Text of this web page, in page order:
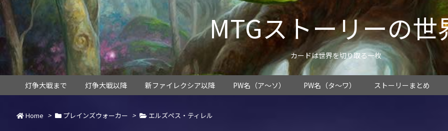
MTGストーリーの世
カードは世界を切り取る一枚
灯争大戦まで 灯争大戦以降 新ファイレクシア以降 PW名（ア～ソ） PW名（タ～ワ） ストーリーまとめ
Home > プレインズウォーカー > エルズペス・ティレル